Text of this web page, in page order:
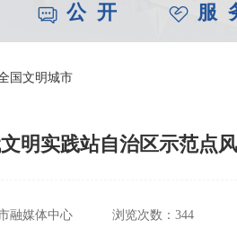
公 开 服
国文明城市
明实践站自治区示范
融媒体中心 浏览次数： 344